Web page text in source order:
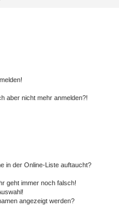
aber nicht mehr anmelden?!
in der Online-Liste auftaucht?
geht immer noch falsch!
angezeigt werden?